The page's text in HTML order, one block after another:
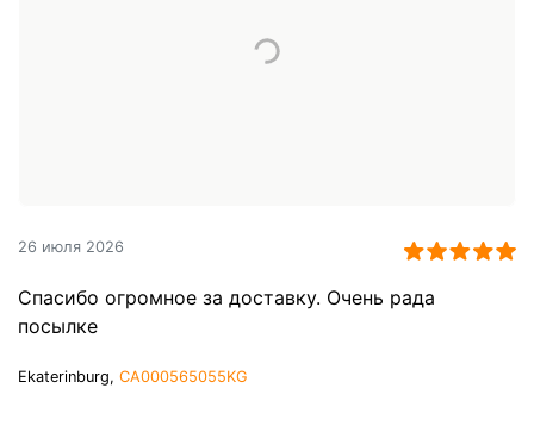
26 июля 2026
Спасибо огромное за доставку. Очень рада
посылке
Ekaterinburg, CA000565055KG